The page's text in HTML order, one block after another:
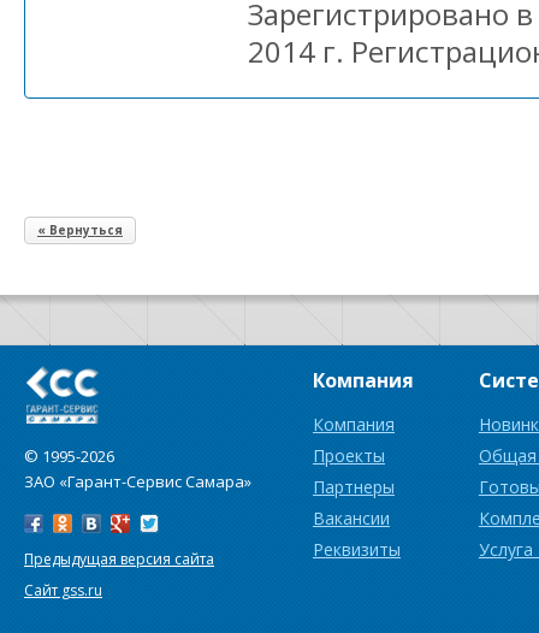
Зарегистрировано
2014 г.
« Вернуться
© 1995-2026
ЗАО «Гарант-Сервис Самара»
Предыдущая версия сайта
Сайт gss.ru
Компания
Компания
Проекты
Партнеры
Вакансии
Реквизиты
Общая